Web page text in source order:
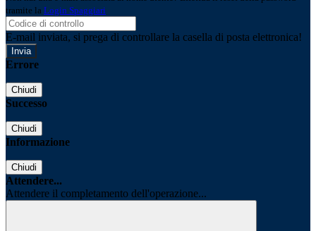
tramite la Login Spaggiari
E-mail inviata, si prega di controllare la casella di posta elettronica!
Errore
Chiudi
Successo
Chiudi
Informazione
Chiudi
Attendere...
Attendere il completamento dell'operazione...